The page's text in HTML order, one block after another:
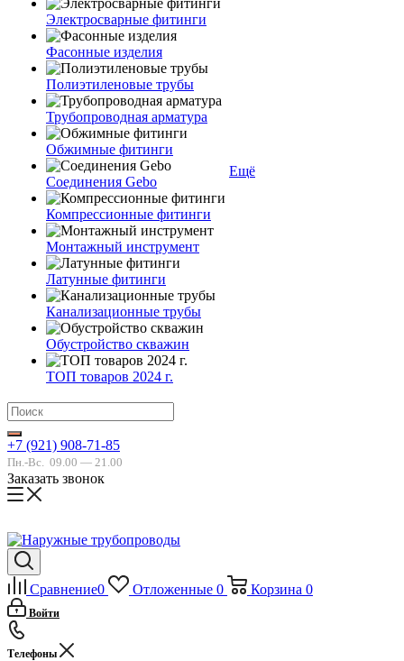
Электросварные фитинги
Фасонные изделия
Полиэтиленовые трубы
Трубопроводная арматура
Обжимные фитинги
Соединения Gebo
Компрессионные фитинги
Монтажный инструмент
Латунные фитинги
Канализационные трубы
Обустройство скважин
ТОП товаров 2024 г.
Ещё
+7 (921) 908-71-85
Пн.-Вс. 09.00 — 21.00
Заказать звонок
Сравнение0 Отложенные 0 Корзина 0
Войти
Телефоны